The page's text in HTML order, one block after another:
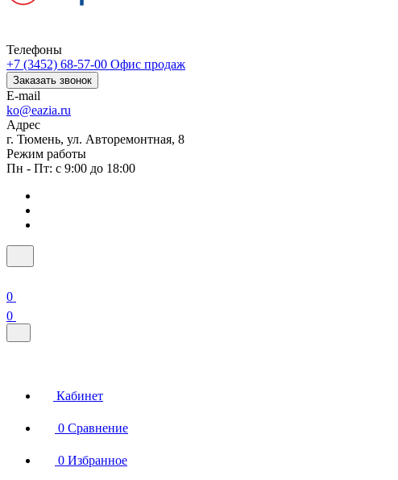
Телефоны
+7 (3452) 68-57-00 Офис продаж
Заказать звонок
E-mail
ko@eazia.ru
Адрес
г. Тюмень, ул. Авторемонтная, 8
Режим работы
Пн - Пт: с 9:00 до 18:00
0
0
Кабинет
0 Сравнение
0 Избранное